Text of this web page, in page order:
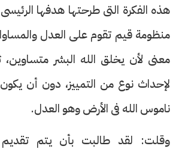
هذه الفكرة التى طرحتها هدفها
منظومة قيم تقوم على العدل
معنى لأن يخلق الله البشر
لإحداث نوع من التمييز، دون أن
ناموس الله فى الأرض وهو العدل.
وقلت: لقد طالبت بأن يتم